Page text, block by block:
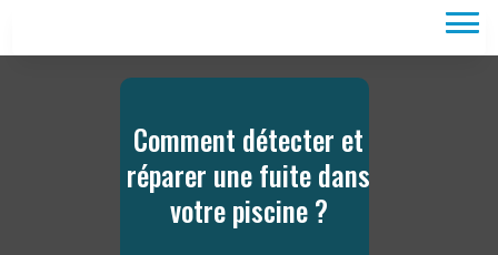
Comment détecter et
réparer une fuite dans
votre piscine ?